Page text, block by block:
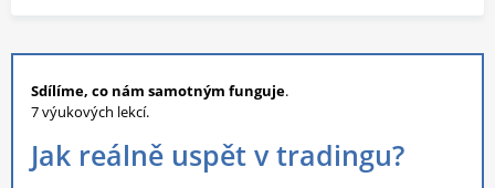
Sdílíme, co nám samotným funguje.
7 výukových lekcí.
Jak reálně uspět v tradingu?